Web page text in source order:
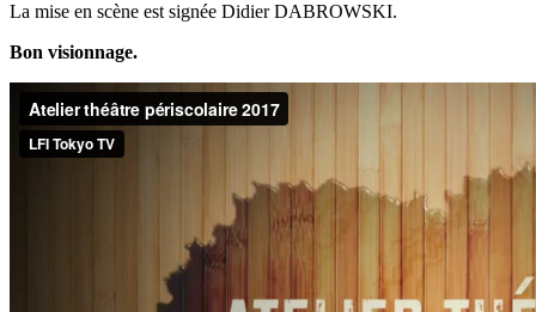
La mise en scène est signée Didier DABROWSKI.
Bon visionnage.